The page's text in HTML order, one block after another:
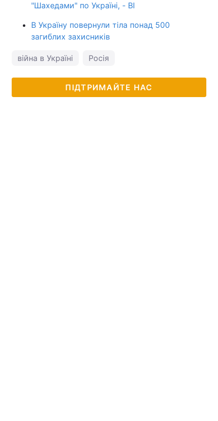
"Шахедами" по Україні, - BI
В Україну повернули тіла понад 500
загиблих захисників
війна в Україні Росія
ПІДТРИМАЙТЕ НАС